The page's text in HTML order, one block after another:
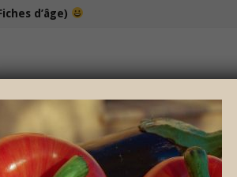
d’âge)
100% bio et de saison… et cela
NOS DÉLICIEUX PETITS POTS